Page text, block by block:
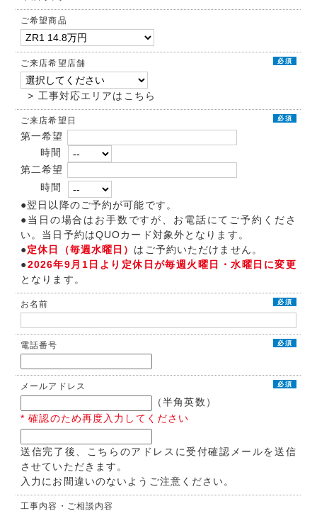
ご希望商品
ご来店希望店舗 必須
> 工事対応エリアはこちら
ご来店希望日 必須
第一希望
時間
第二希望
時間
●翌日以降のご予約が可能です。
●当日の場合はお手数ですが、お電話にてご予約くださ
い。当日予約はQUOカード対象外となります。
●定休日（毎週水曜日） はご予約いただけません。
●2026年9月1日より定休日が毎週火曜日・水曜日に変更
となります。
お名前 必須
電話番号 必須
メールアドレス 必須
（半角英数）
* 確認のため再度入力してください
送信完了後、こちらのアドレスに受付確認メールを送信
させていただきます。
入力にお間違いのないようご注意ください。
工事内容・ご相談内容